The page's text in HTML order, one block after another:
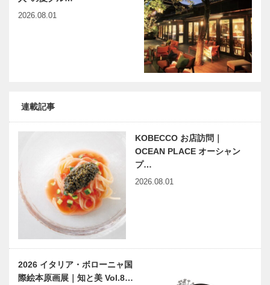
2026.08.01
連載記事
KOBECCO お店訪問｜
OCEAN PLACE オーシャン
プ…
2026.08.01
2026 イタリア・ボローニャ国
際絵本原画展｜知と美 Vol.8…